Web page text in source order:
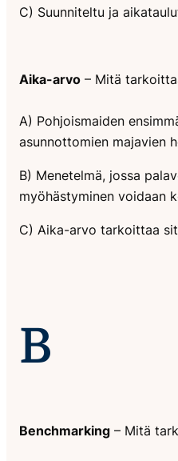
C) Suunniteltu ja
Aika-arvo – Mitä
A) Pohjoismaiden
asunnottomien majavien
B) Menetelmä, jossa
myöhästyminen voidaan
C) Aika-arvo tarkoittaa
B
Benchmarking – Mitä